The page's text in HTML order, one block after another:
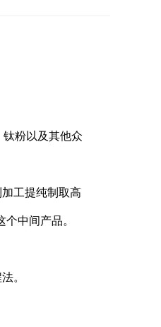
粉以及其他众
工提纯制取高
个中间产品。
。